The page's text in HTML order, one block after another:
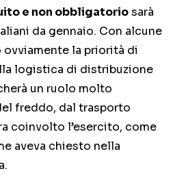
e non obbligatoriosarà
da gennaio. Con alcune
la priorità di
logistica di distribuzione
un ruolo molto
freddo, dal trasporto
coinvolto l’esercito, come
aveva chiesto nella